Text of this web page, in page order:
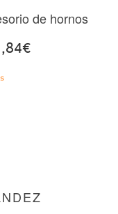
de hornos